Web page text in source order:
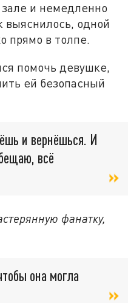
и немедленно
выяснилось, одной
прямо в толпе.
помочь девушке,
ей безопасный
и вернёшься. И
всё
фанатку,
она могла